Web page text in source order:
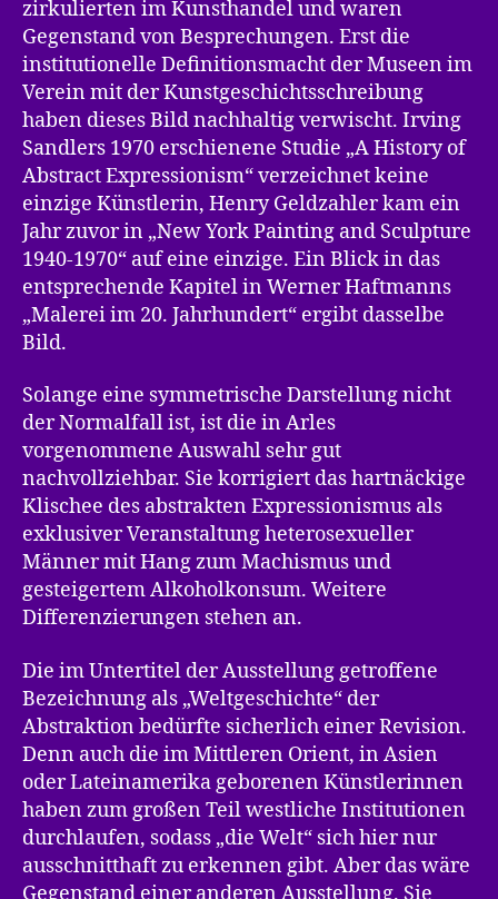
zirkulierten im Kunsthandel und waren
Gegenstand von Besprechungen. Erst die
institutionelle Definitionsmacht der Museen im
Verein mit der Kunstgeschichtsschreibung
haben dieses Bild nachhaltig verwischt. Irving
Sandlers 1970 erschienene Studie „A History of
Abstract Expressionism“ verzeichnet keine
einzige Künstlerin, Henry Geldzahler kam ein
Jahr zuvor in „New York Painting and Sculpture
1940-1970“ auf eine einzige. Ein Blick in das
entsprechende Kapitel in Werner Haftmanns
„Malerei im 20. Jahrhundert“ ergibt dasselbe
Bild.
Solange eine symmetrische Darstellung nicht
der Normalfall ist, ist die in Arles
vorgenommene Auswahl sehr gut
nachvollziehbar. Sie korrigiert das hartnäckige
Klischee des abstrakten Expressionismus als
exklusiver Veranstaltung heterosexueller
Männer mit Hang zum Machismus und
gesteigertem Alkoholkonsum. Weitere
Differenzierungen stehen an.
Die im Untertitel der Ausstellung getroffene
Bezeichnung als „Weltgeschichte“ der
Abstraktion bedürfte sicherlich einer Revision.
Denn auch die im Mittleren Orient, in Asien
oder Lateinamerika geborenen Künstlerinnen
haben zum großen Teil westliche Institutionen
durchlaufen, sodass „die Welt“ sich hier nur
ausschnitthaft zu erkennen gibt. Aber das wäre
Gegenstand einer anderen Ausstellung. Sie